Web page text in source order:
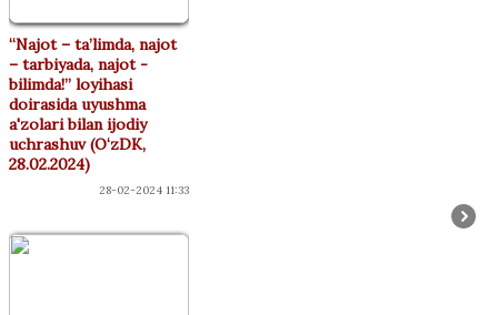
“Najot – ta’limda, najot
– tarbiyada, najot -
bilimda!” loyihasi
doirasida uyushma
a'zolari bilan ijodiy
uchrashuv (O‘zDK,
28.02.2024)
28-02-2024 11:33